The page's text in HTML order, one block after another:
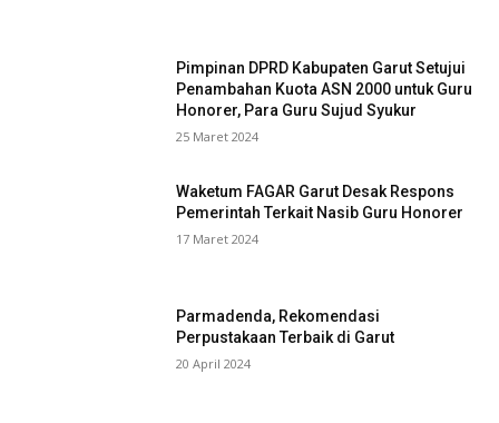
Pimpinan DPRD Kabupaten Garut Setujui
Penambahan Kuota ASN 2000 untuk Guru
Honorer, Para Guru Sujud Syukur
25 Maret 2024
Waketum FAGAR Garut Desak Respons
Pemerintah Terkait Nasib Guru Honorer
17 Maret 2024
Parmadenda, Rekomendasi
Perpustakaan Terbaik di Garut
20 April 2024